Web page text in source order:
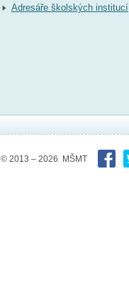
Adresáře školských institucí
© 2013 – 2026 MŠMT